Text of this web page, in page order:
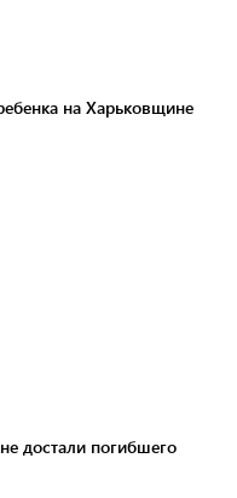
на Харьковщине
достали погибшего